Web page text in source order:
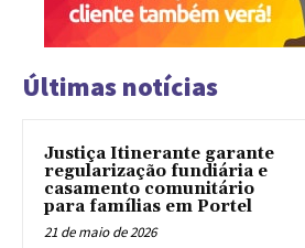
Últimas notícias
Justiça Itinerante garante
regularização fundiária e
casamento comunitário
para famílias em Portel
21 de maio de 2026